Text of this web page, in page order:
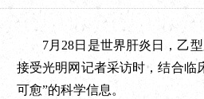
7月28日是世界肝炎日，乙型
接受光明网记者采访时，结合临
可愈”的科学信息。